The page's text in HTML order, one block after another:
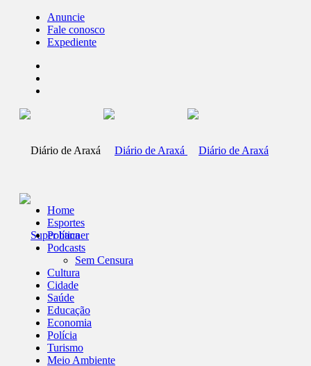
Anuncie
Fale conosco
Expediente
Home
Esportes
Política
Podcasts
Sem Censura
Cultura
Cidade
Saúde
Educação
Economia
Polícia
Turismo
Meio Ambiente